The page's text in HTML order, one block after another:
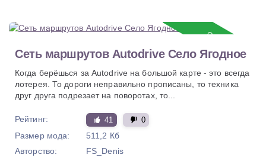
Обновление
Сеть маршрутов Autodrive Село Ягодное
Когда берёшься за Autodrive на большой карте - это всегда
лотерея. То дороги неправильно прописаны, то техника
друг друга подрезает на поворотах, то...
Рейтинг: 41 0
Размер мода:
511,2 Кб
Авторство:
FS_Denis